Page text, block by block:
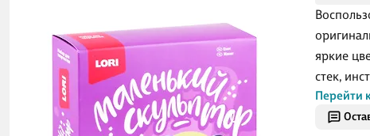
яркие
стек,
Перейти